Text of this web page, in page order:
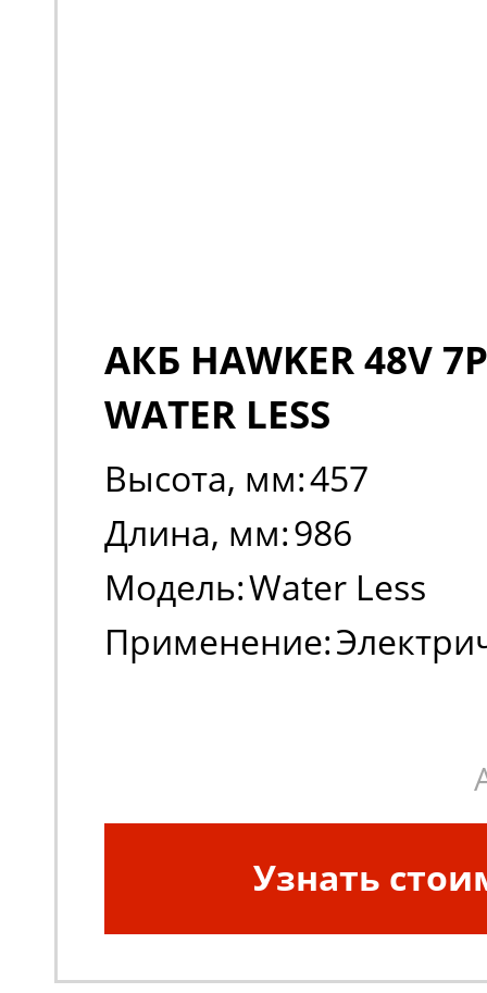
АКБ HAWKER 48V
WATER LESS
Высота, мм:457
Длина, мм:986
Модель:Water Less
Применение:
Узнать